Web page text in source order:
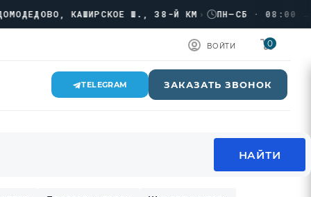
КАШИРСКОЕ Ш., 38-Й КМ › ПН–СБ · 08:00 →
ВОЙТИ 0
TELEGRAM ЗАКАЗАТЬ ЗВОНОК